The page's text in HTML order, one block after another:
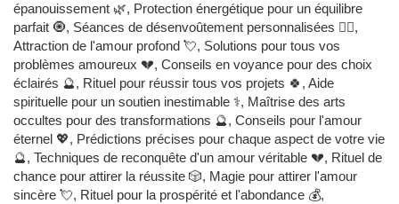
épanouissement 🌿, Protection énergétique pour un équilibre
parfait 🧿, Séances de désenvoûtement personnalisées 🧙‍♂️,
Attraction de l'amour profond 💘, Solutions pour tous vos
problèmes amoureux 💔, Conseils en voyance pour des choix
éclairés 🔮, Rituel pour réussir tous vos projets 🍀, Aide
spirituelle pour un soutien inestimable ⚕️, Maîtrise des arts
occultes pour des transformations 🔮, Conseils pour l'amour
éternel 💖, Prédictions précises pour chaque aspect de votre vie
🔮, Techniques de reconquête d'un amour véritable 💔, Rituel de
chance pour attirer la réussite 🎲, Magie pour attirer l'amour
sincère 💘, Rituel pour la prospérité et l'abondance 💰,